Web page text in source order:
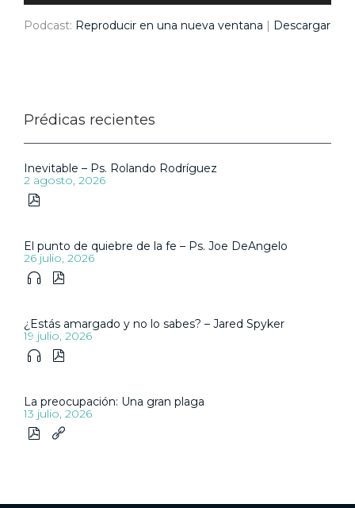
Podcast: Reproducir en una nueva ventana Descargar
Prédicas recientes
Inevitable – Ps. Rolando Rodríguez
2 agosto, 2026

El punto de quiebre de la fe – Ps. Joe DeAngelo
26 julio, 2026
 
¿Estás amargado y no lo sabes? – Jared Spyker
19 julio, 2026
 
La preocupación: Una gran plaga
13 julio, 2026
 